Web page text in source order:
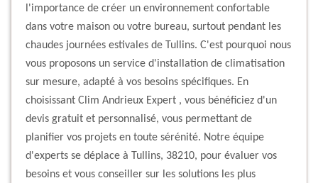
l'importance de créer un environnement confortable
dans votre maison ou votre bureau, surtout pendant les
chaudes journées estivales de Tullins. C'est pourquoi nous
vous proposons un service d'installation de climatisation
sur mesure, adapté à vos besoins spécifiques. En
choisissant Clim Andrieux Expert , vous bénéficiez d'un
devis gratuit et personnalisé, vous permettant de
planifier vos projets en toute sérénité. Notre équipe
d'experts se déplace à Tullins, 38210, pour évaluer vos
besoins et vous conseiller sur les solutions les plus